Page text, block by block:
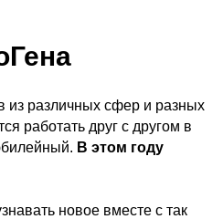
из различных сфер и разных
работать друг с другом в
В этом году
новое вместе с так